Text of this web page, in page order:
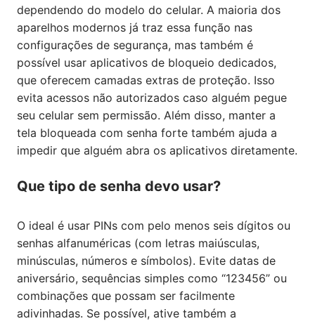
dependendo do modelo do celular. A maioria dos
aparelhos modernos já traz essa função nas
configurações de segurança, mas também é
possível usar aplicativos de bloqueio dedicados,
que oferecem camadas extras de proteção. Isso
evita acessos não autorizados caso alguém pegue
seu celular sem permissão. Além disso, manter a
tela bloqueada com senha forte também ajuda a
impedir que alguém abra os aplicativos diretamente.
Que tipo de senha devo usar?
O ideal é usar PINs com pelo menos seis dígitos ou
senhas alfanuméricas (com letras maiúsculas,
minúsculas, números e símbolos). Evite datas de
aniversário, sequências simples como “123456” ou
combinações que possam ser facilmente
adivinhadas. Se possível, ative também a